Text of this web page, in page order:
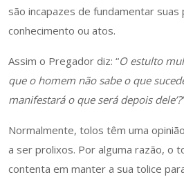
são incapazes de fundamentar suas
conhecimento ou atos.
Assim o Pregador diz: “O estulto
que o homem não sabe o que
manifestará o que será depois
Normalmente, tolos têm uma
a ser prolixos. Por alguma razão, o
contenta em manter a sua tolice